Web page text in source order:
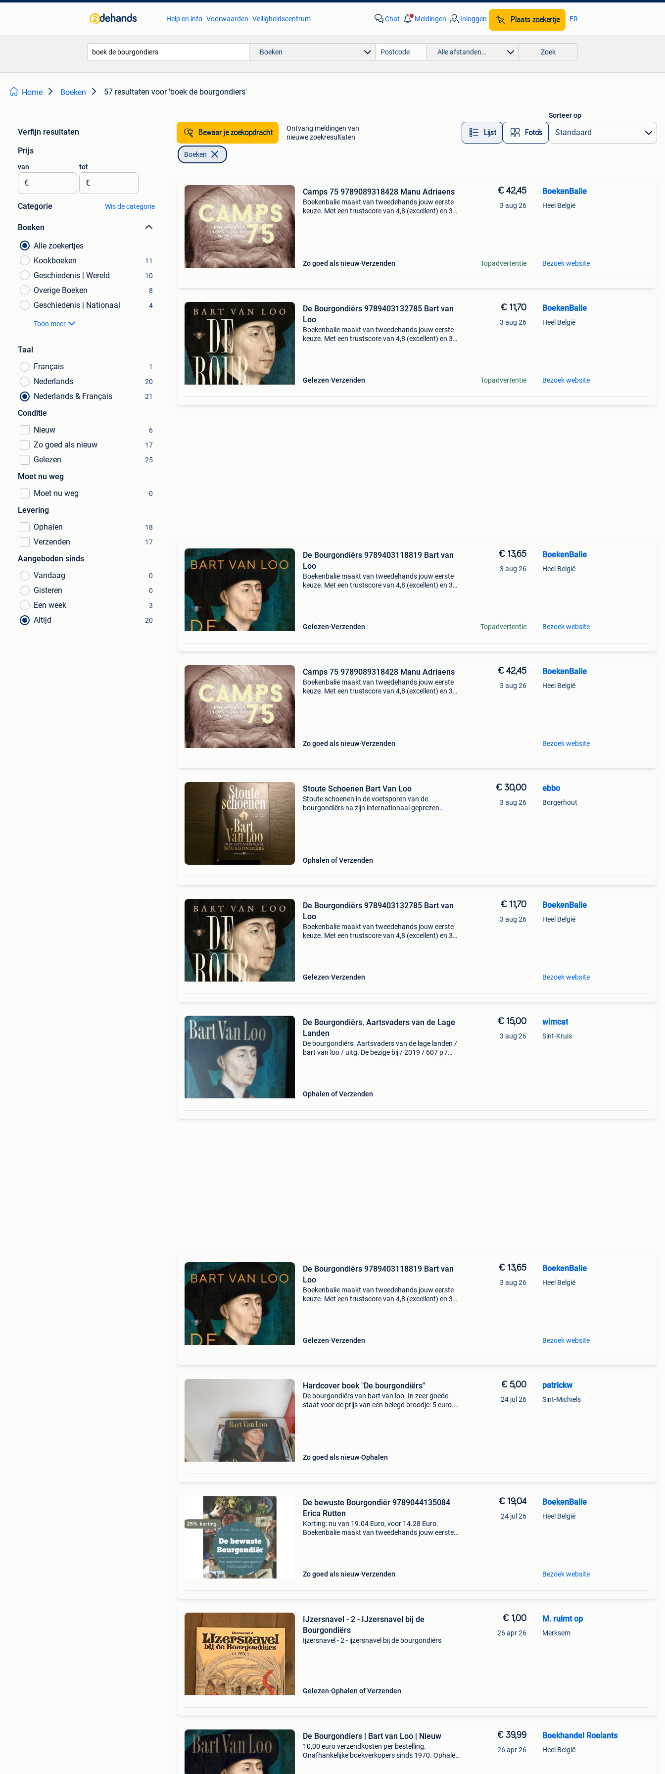
Help en info Voorwaarden Veiligheidscentrum Chat Meldingen Inloggen Plaats zoekertje FR
Boeken Alle afstanden… Zoek
Home Boeken 57 resultaten voor 'boek de bourgondiers'
Verfijn resultaten
Prijs
van
€
tot
€
Categorie Wis de categorie
Boeken
Alle zoekertjes
Kookboeken
11
Geschiedenis | Wereld 10
Overige Boeken 8
Geschiedenis | Nationaal 4
Toon meer
Taal
Français
1
Nederlands 20
Nederlands & Français 21
Conditie
Nieuw
6
Zo goed als nieuw 17
Gelezen 25
Moet nu weg
Moet nu weg
0
Levering
Ophalen
18
Verzenden 17
Aangeboden sinds
Vandaag
0
Gisteren 0
Een week 3
Altijd 20
Bewaar je zoekopdracht
Ontvang meldingen van
nieuwe zoekresultaten
Lijst Foto’s
Sorteer op
Boeken
Camps 75 9789089318428 Manu Adriaens
Boekenbalie maakt van tweedehands jouw eerste
keuze. Met een trustscore van 4,8 (excellent) en 30
Zo goed als nieuw Verzenden
€ 42,45
3 aug 26
Topadvertentie
BoekenBalie
Heel België
Bezoek website
De Bourgondiërs 9789403132785 Bart van
Loo
Boekenbalie maakt van tweedehands jouw eerste
keuze. Met een trustscore van 4,8 (excellent) en 30
Gelezen Verzenden
€ 11,70
3 aug 26
Topadvertentie
BoekenBalie
Heel België
Bezoek website
De Bourgondiërs 9789403118819 Bart van
Loo
Boekenbalie maakt van tweedehands jouw eerste
keuze. Met een trustscore van 4,8 (excellent) en 30
Gelezen Verzenden
€ 13,65
3 aug 26
Topadvertentie
BoekenBalie
Heel België
Bezoek website
Camps 75 9789089318428 Manu Adriaens
Boekenbalie maakt van tweedehands jouw eerste
keuze. Met een trustscore van 4,8 (excellent) en 30
Zo goed als nieuw Verzenden
€ 42,45
3 aug 26
BoekenBalie
Heel België
Bezoek website
Stoute Schoenen Bart Van Loo
Stoute schoenen in de voetsporen van de
bourgondiërs na zijn internationaal geprezen
Ophalen of Verzenden
€ 30,00
3 aug 26
ebbo
Borgerhout
De Bourgondiërs 9789403132785 Bart van
Loo
Boekenbalie maakt van tweedehands jouw eerste
keuze. Met een trustscore van 4,8 (excellent) en 30
Gelezen Verzenden
€ 11,70
3 aug 26
BoekenBalie
Heel België
Bezoek website
De Bourgondiërs. Aartsvaders van de Lage
Landen
De bourgondiërs. Aartsvaders van de lage landen /
bart van loo / uitg. De bezige bij / 2019 / 607 p /
Ophalen of Verzenden
€ 15,00
3 aug 26
wimcat
Sint-Kruis
De Bourgondiërs 9789403118819 Bart van
Loo
Boekenbalie maakt van tweedehands jouw eerste
keuze. Met een trustscore van 4,8 (excellent) en 30
Gelezen Verzenden
€ 13,65
3 aug 26
BoekenBalie
Heel België
Bezoek website
Hardcover boek "De bourgondiërs"
De bourgondiërs van bart van loo. In zeer goede
staat voor de prijs van een belegd broodje: 5 euro.
Zo goed als nieuw Ophalen
€ 5,00
24 jul 26
patrickw
Sint-Michiels
De bewuste Bourgondiër 9789044135084
Erica Rutten
Korting: nu van 19.04 Euro, voor 14.28 Euro.
Boekenbalie maakt van tweedehands jouw eerste
Zo goed als nieuw Verzenden
€ 19,04
24 jul 26
BoekenBalie
Heel België
Bezoek website
IJzersnavel - 2 - IJzersnavel bij de
Bourgondiërs
Ijzersnavel - 2 - ijzersnavel bij de bourgondiërs
Gelezen Ophalen of Verzenden
€ 1,00
26 apr 26
M. ruimt op
Merksem
De Bourgondiers | Bart van Loo | Nieuw
10,00 euro verzendkosten per bestelling.
Onafhankelijke boekverkopers sinds 1970. Ophalen
€ 39,99
26 apr 26
Boekhandel Roelants
Heel België